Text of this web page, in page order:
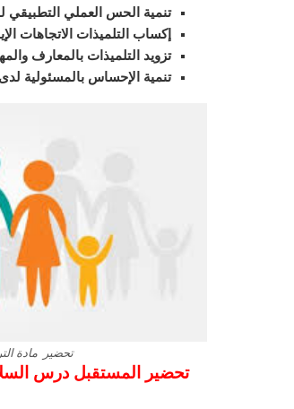
تنمية الحس العملي التطبيقي
إكساب التلميذات الاتجاهات
تزويد التلميذات بالمعارف
تنمية الإحساس بالمسئولية
تحضير مادة
تحضير المستقبل درس